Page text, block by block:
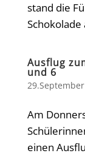
stand die
Schokolade
Ausflug
und 6
Am
einen